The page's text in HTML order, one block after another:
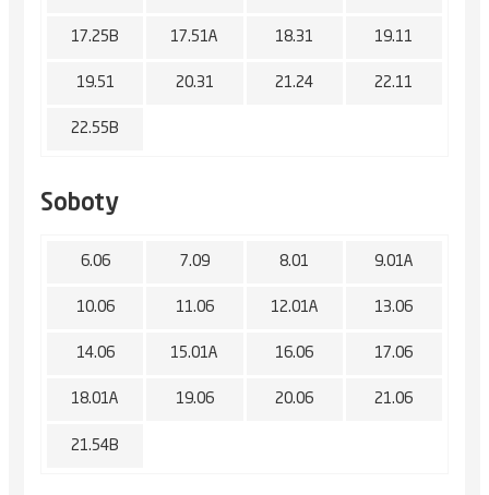
17.25B 17.51A 18.31 19.11
19.51 20.31 21.24 22.11
22.55B
Soboty
6.06 7.09 8.01 9.01A
10.06 11.06 12.01A 13.06
14.06 15.01A 16.06 17.06
18.01A 19.06 20.06 21.06
21.54B